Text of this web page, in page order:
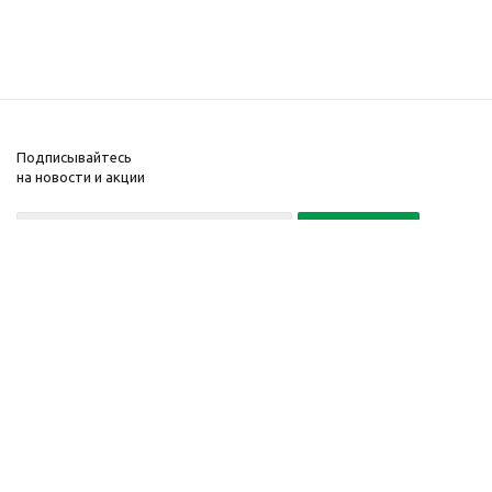
Подписывайтесь
на новости и акции